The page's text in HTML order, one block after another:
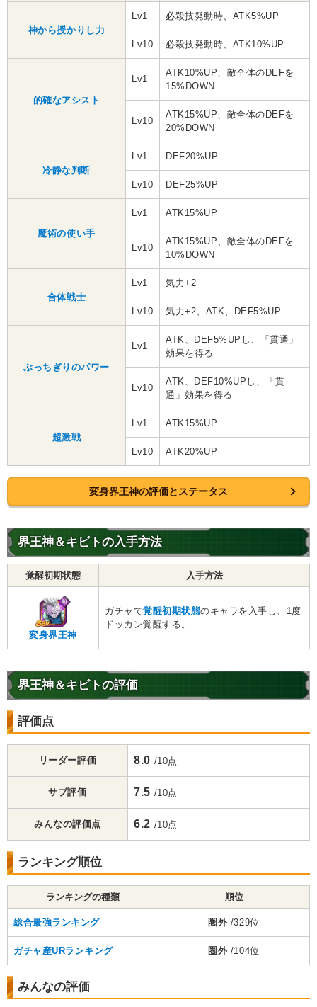
神から授かりし力
Lv1 必殺技発動時、ATK5%UP
Lv10 必殺技発動時、ATK10%UP
的確なアシスト
Lv1
ATK10%UP、敵全体のDEFを
15%DOWN
Lv10
ATK15%UP、敵全体のDEFを
20%DOWN
冷静な判断
Lv1 DEF20%UP
Lv10 DEF25%UP
魔術の使い手
Lv1 ATK15%UP
Lv10
ATK15%UP、敵全体のDEFを
10%DOWN
合体戦士
Lv1 気力+2
Lv10 気力+2、ATK、DEF5%UP
ぶっちぎりのパワー
Lv1
ATK、DEF5%UPし、「貫通」
効果を得る
Lv10
ATK、DEF10%UPし、「貫
通」効果を得る
超激戦
Lv1 ATK15%UP
Lv10 ATK20%UP
変身界王神の評価とステータス
界王神＆キビトの入手方法
覚醒初期状態 入手方法
変身界王神
ガチャで覚醒初期状態のキャラを入手し、1度
ドッカン覚醒する。
界王神＆キビトの評価
評価点
リーダー評価 8.0 /10点
サブ評価 7.5 /10点
みんなの評価点 6.2 /10点
ランキング順位
ランキングの種類 順位
総合最強ランキング 圏外 /329位
ガチャ産URランキング 圏外 /104位
みんなの評価